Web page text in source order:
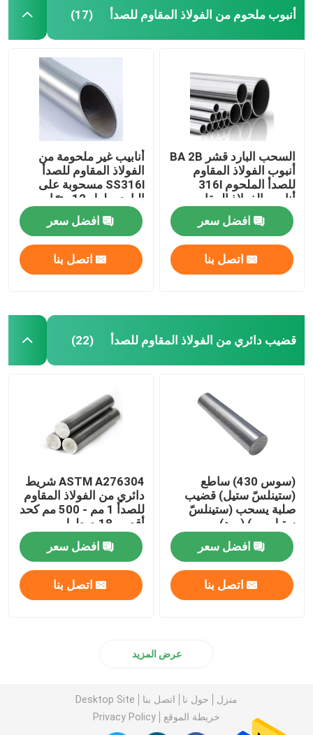
أنبوب ملحوم من الفولاذ المقاوم للصدأ (17)
السحب البارد قشر BA 2B
أنبوب الفولاذ المقاوم
للصدأ الملحوم 316l
أنابيب الفولاذ المقاوم
للصدأ
افضل سعر
اتصل بنا
أنابيب غير ملحومة من
الفولاذ المقاوم للصدأ
SS316l مسحوبة على
البارد بطول 12 مترًا
افضل سعر
اتصل بنا
قضيب دائري من الفولاذ المقاوم للصدأ (22)
(سوس 430) ساطع
(ستينلسّ ستيل) قضيب
صلبة يسحب (ستينلسّ
ستيل وير) (رود)
افضل سعر
اتصل بنا
ASTM A276304 شريط
دائري من الفولاذ المقاوم
للصدأ 1 مم - 500 مم كحد
أقصى 18 م طول
افضل سعر
اتصل بنا
عرض المزيد
منزل حول نا اتصل بنا
Desktop Site
خريطة الموقع
Privacy Policy